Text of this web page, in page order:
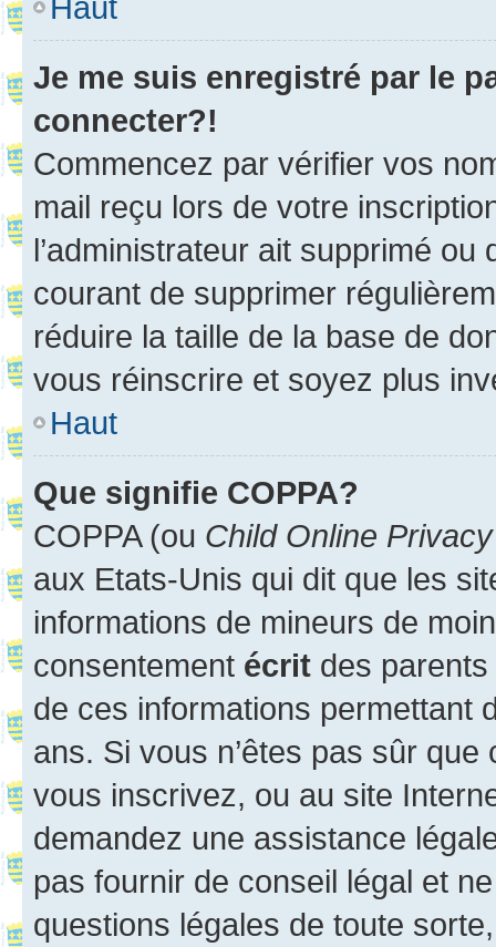
Je me suis enregistré par le
connecter?!
Commencez par vérifier vos
mail reçu lors de votre
l’administrateur ait supprimé
courant de supprimer
réduire la taille de la base de
vous réinscrire et soyez plus
Haut
Que signifie COPPA?
COPPA (ou Child Online
aux Etats-Unis qui dit que les
informations de mineurs de
consentement écrit des parents
de ces informations permettant
ans. Si vous n’êtes pas sûr
vous inscrivez, ou au site
demandez une assistance
pas fournir de conseil légal et
questions légales de toute